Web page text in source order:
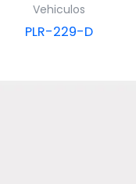
Vehiculos
PLR-229-D